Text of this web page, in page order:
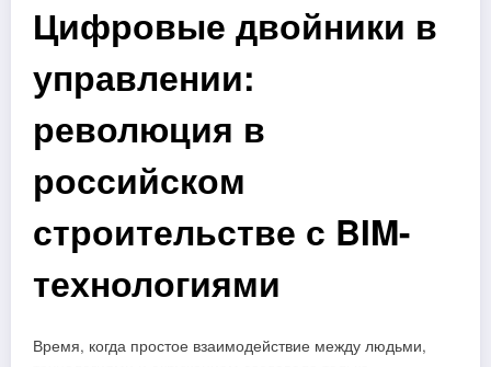
Цифровые двойники в
управлении:
революция в
российском
строительстве с BIM-
технологиями
Время, когда простое взаимодействие между людьми,